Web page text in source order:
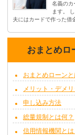
名義のカ
ます。
夫にはカードで作った借
おまとめロ
おまとめローンと
メリット・デメリ
申し込み方法
総量規制とは何？
信用情報機関とは